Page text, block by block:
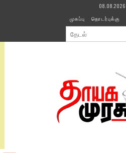
08.08.2026
முகப்பு
தொடர்புக்கு